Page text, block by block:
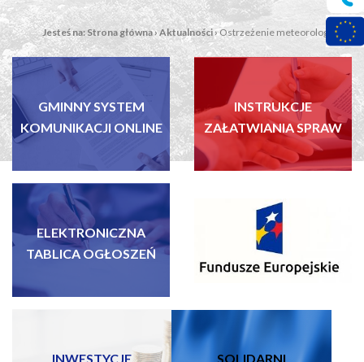
Jesteś na:Strona główna›Aktualności ›Ostrzeżenie meteorologiczne
GMINNY SYSTEM
KOMUNIKACJI ONLINE
INSTRUKCJE
ZAŁATWIANIA SPRAW
ELEKTRONICZNA
TABLICA OGŁOSZEŃ
FUNDUSZE EUROPEJSKIE
INWESTYCJE
SOLIDARNI